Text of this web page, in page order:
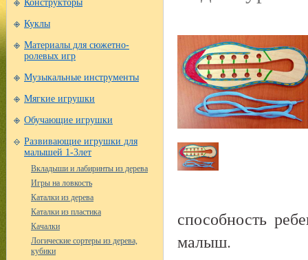
Конструкторы
Куклы
Материалы для сюжетно-
ролевых игр
Музыкальные инструменты
Мягкие игрушки
Обучающие игрушки
Развивающие игрушки для
малышей 1-3лет
Вкладыши и лабиринты из дерева
Игры на ловкость
Каталки из дерева
Каталки из пластика
Качалки
Логические сортеры из дерева,
кубики
способность
малыш.